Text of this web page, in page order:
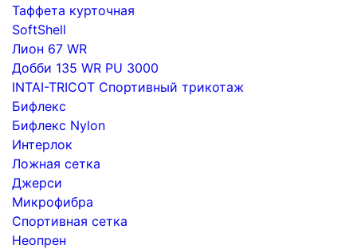
Таффета курточная
SoftShell
Лион 67 WR
Добби 135 WR PU 3000
INTAI-TRICOT Спортивный трикотаж
Бифлекс
Бифлекс Nylon
Интерлок
Ложная сетка
Джерси
Микрофибра
Спортивная сетка
Неопрен